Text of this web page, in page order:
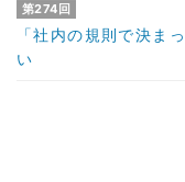
第274回
「社内の規則で決ま
い